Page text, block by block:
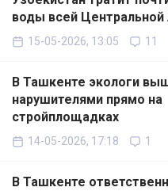
воды всей Центральной
15-05-2026, 13:05 11
В Ташкенте экологи
нарушителями прямо на
стройплощадках
14-05-2026, 17:18 1
В Ташкенте